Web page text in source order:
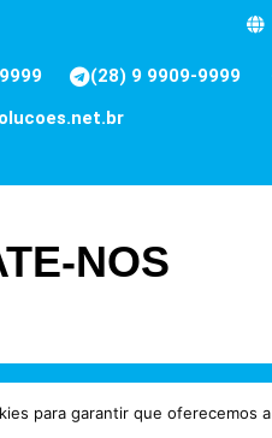
(28) 9 9909-9999
NOS
para garantir que oferecemos